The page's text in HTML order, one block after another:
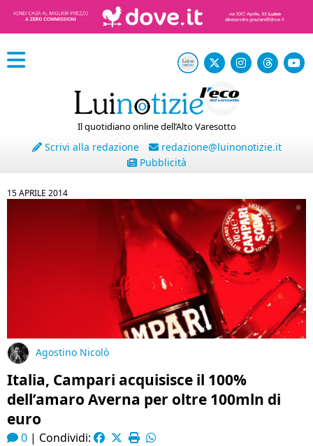
Il quotidiano online dell’Alto Varesotto
Scrivi alla redazione
redazione@luinonotizie.it
Pubblicità
15 APRILE 2014
Agostino Nicolò
Italia, Campari acquisisce il 100%
dell’amaro Averna per oltre 100mln di
euro
0 | Condividi: